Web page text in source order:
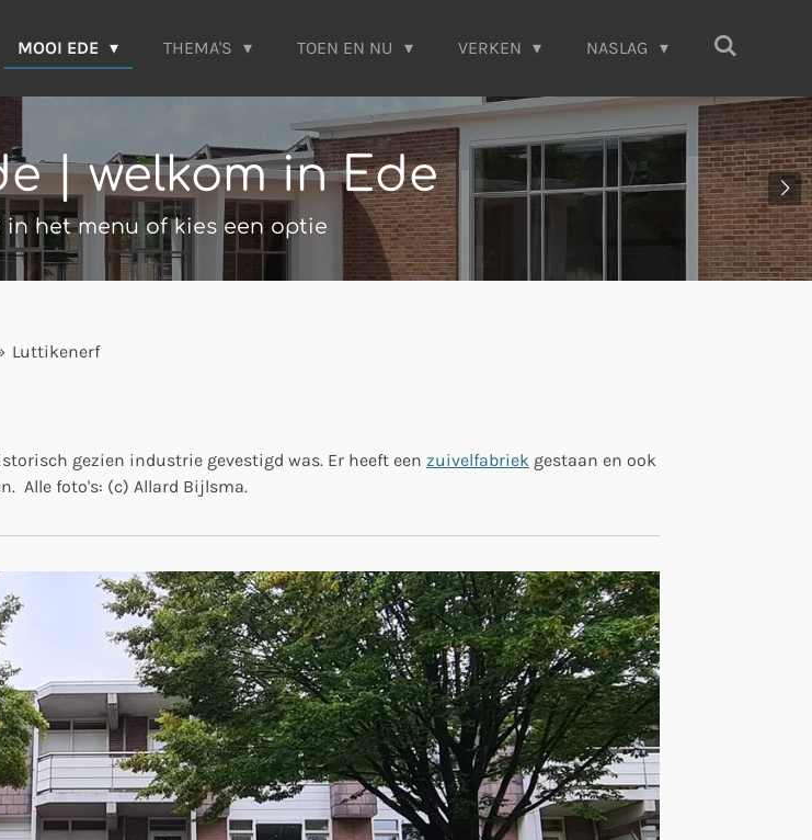
MOOI EDE THEMA'S TOEN EN NU VERKEN NASLAG
| welkom in Ede
in het menu of kies een optie
Luttikenerf
gezien industrie gevestigd was. Er heeft een zuivelfabriek gestaan en ook
Alle foto's: (c) Allard Bijlsma.